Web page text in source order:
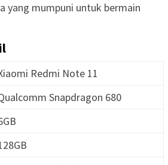
yang mumpuni untuk bermain
Redmi Note 11
Snapdragon 680